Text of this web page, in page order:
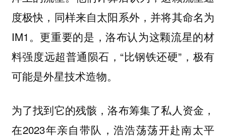
度极快，同样来自太阳系外，并将其命名为
IM1。更重要的是，洛布认为这颗流星的材
料强度远超普通陨石，“比钢铁还硬”，极有
可能是外星技术造物。
为了找到它的残骸，洛布筹集了私人资金，
在2023年亲自带队，浩浩荡荡开赴南太平